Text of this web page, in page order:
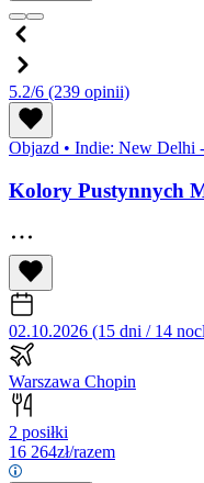
5.2/6 (239 opinii)
Objazd • Indie: New Delhi
Kolory Pustynnych
02.10.2026 (15 dni / 14
Warszawa Chopin
2 posiłki
16 264zł/razem